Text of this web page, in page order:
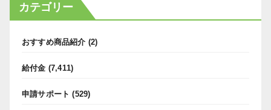
カテゴリー
おすすめ商品紹介 (2)
給付金 (7,411)
申請サポート (529)